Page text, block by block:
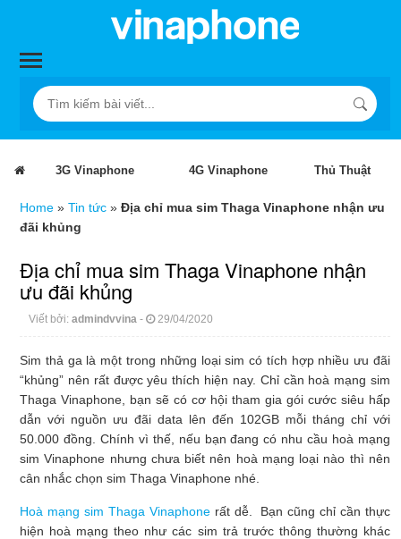
3G Vinaphone 4G Vinaphone Thủ Thuật
Home » Tin tức » Địa chỉ mua sim Thaga Vinaphone nhận ưu
đãi khủng
Địa chỉ mua sim Thaga Vinaphone nhận
ưu đãi khủng
Viết bởi: admindvvina - 29/04/2020
Sim thả ga là một trong những loại sim có tích hợp nhiều ưu đãi
“khủng” nên rất được yêu thích hiện nay. Chỉ cần hoà mạng sim
Thaga Vinaphone, bạn sẽ có cơ hội tham gia gói cước siêu hấp
dẫn với nguồn ưu đãi data lên đến 102GB mỗi tháng chỉ với
50.000 đồng. Chính vì thế, nếu bạn đang có nhu cầu hoà mạng
sim Vinaphone nhưng chưa biết nên hoà mạng loại nào thì nên
cân nhắc chọn sim Thaga Vinaphone nhé.
Hoà mạng sim Thaga Vinaphonerất dễ. Bạn cũng chỉ cần thực
hiện hoà mạng theo như các sim trả trước thông thường khác